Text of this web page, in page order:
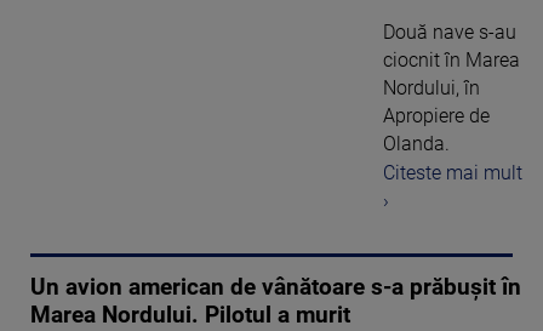
Două nave s-au
ciocnit în Marea
Nordului, în
Apropiere de
Olanda.
Citeste mai mult
›
Un avion american de vânătoare s-a prăbușit în
Marea Nordului. Pilotul a murit